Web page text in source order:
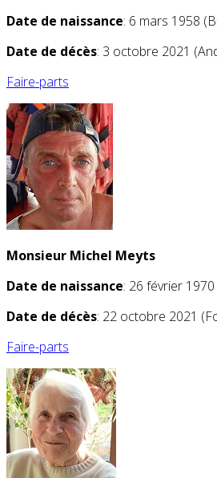
Date de naissance: 6 mars 1958
Date de décès: 3 octobre 2021
Faire-parts
Monsieur Michel Meyts
Date de naissance: 26 février
Date de décès: 22 octobre 2021
Faire-parts